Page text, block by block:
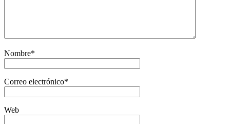
Nombre*
Correo electrónico*
Web